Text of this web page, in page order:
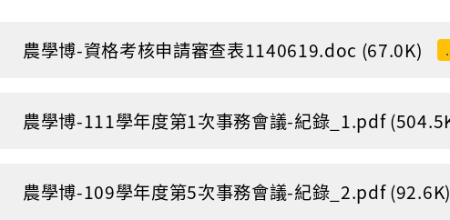
農學博-資格考核申請審查表1140619.doc (67.0K)
農學博-111學年度第1次事務會議-紀錄_1.pdf
農學博-109學年度第5次事務會議-紀錄_2.pdf (92.6K)